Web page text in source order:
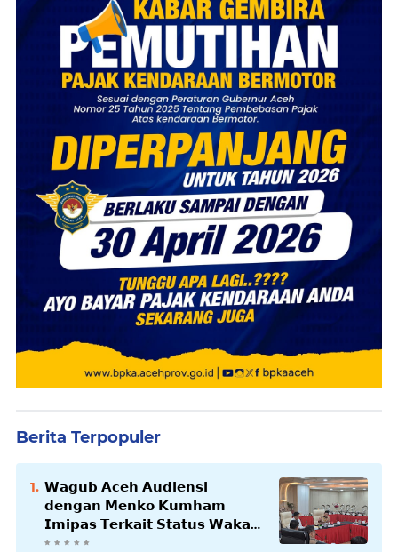
Berita Terpopuler
𝗪𝗮𝗴𝘂𝗯 𝗔𝗰𝗲𝗵 𝗔𝘂𝗱𝗶𝗲𝗻𝘀𝗶
𝗱𝗲𝗻𝗴𝗮𝗻 𝗠𝗲𝗻𝗸𝗼 𝗞𝘂𝗺𝗵𝗮𝗺
𝗜𝗺𝗶𝗽𝗮𝘀 𝗧𝗲𝗿𝗸𝗮𝗶𝘁 𝗦𝘁𝗮𝘁𝘂𝘀 𝗪𝗮𝗸𝗮𝗳
𝗕𝗹𝗮𝗻𝗴𝗽𝗮𝗱𝗮𝗻𝗴